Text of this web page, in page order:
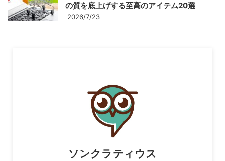
の質を底上げする至高のアイテム20選
2026/7/23
ソンクラティウス